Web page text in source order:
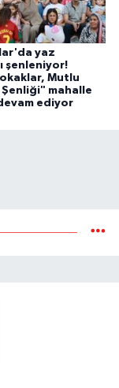
yaz
şenleniyor!
Mutlu
Şenliği" mahalle
ediyor